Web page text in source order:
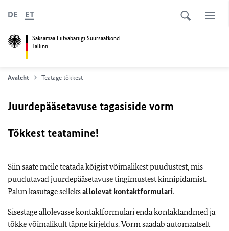
Saksamaa Liitvabariigi Suursaatkond
Tallinn
DE ET
Avaleht Teatage tõkkest
Juurdepääsetavuse tagasiside vorm
Tõkkest teatamine!
Siin saate meile teatada kõigist võimalikest puudustest, mis
puudutavad juurdepääsetavuse tingimustest kinnipidamist.
Palun kasutage selleksallolevat kontaktformulari.
Sisestage allolevasse kontaktformulari enda kontaktandmed ja
tõkke võimalikult täpne kirjeldus. Vorm saadab automaatselt